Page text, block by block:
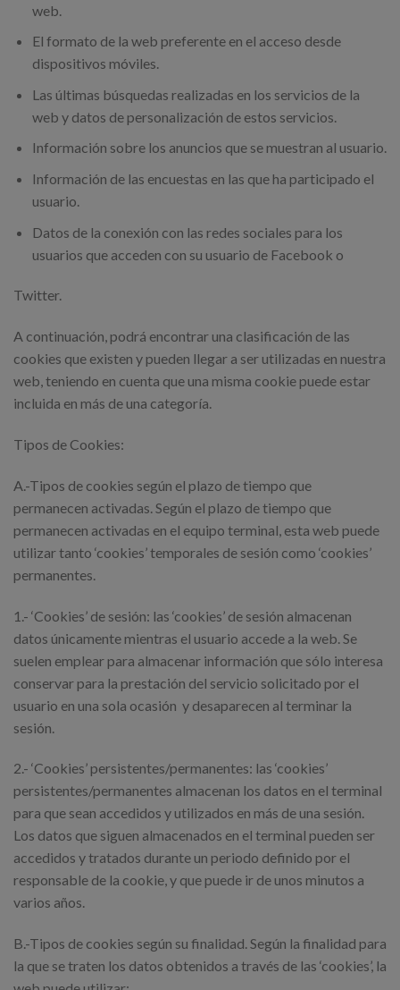
web.
El formato de la web preferente en el acceso desde
dispositivos móviles.
Las últimas búsquedas realizadas en los servicios de la
web y datos de personalización de estos servicios.
Información sobre los anuncios que se muestran al usuario.
Información de las encuestas en las que ha participado el
usuario.
Datos de la conexión con las redes sociales para los
usuarios que acceden con su usuario de Facebook o
Twitter.
A continuación, podrá encontrar una clasificación de las
cookies que existen y pueden llegar a ser utilizadas en nuestra
web, teniendo en cuenta que una misma cookie puede estar
incluida en más de una categoría.
Tipos de Cookies:
A.-Tipos de cookies según el plazo de tiempo que
permanecen activadas. Según el plazo de tiempo que
permanecen activadas en el equipo terminal, esta web puede
utilizar tanto ‘cookies’ temporales de sesión como ‘cookies’
permanentes.
1.- ‘Cookies’ de sesión: las ‘cookies’ de sesión almacenan
datos únicamente mientras el usuario accede a la web. Se
suelen emplear para almacenar información que sólo interesa
conservar para la prestación del servicio solicitado por el
usuario en una sola ocasión y desaparecen al terminar la
sesión.
2.- ‘Cookies’ persistentes/permanentes: las ‘cookies’
persistentes/permanentes almacenan los datos en el terminal
para que sean accedidos y utilizados en más de una sesión.
Los datos que siguen almacenados en el terminal pueden ser
accedidos y tratados durante un periodo definido por el
responsable de la cookie, y que puede ir de unos minutos a
varios años.
B.-Tipos de cookies según su finalidad. Según la finalidad para
la que se traten los datos obtenidos a través de las ‘cookies’, la